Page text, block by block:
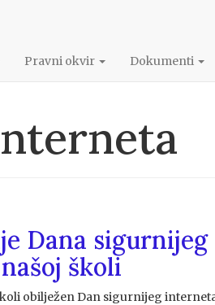
Pravni okvir Dokumenti
Dana sigurnijeg
školi
obilježen Dan sigurnijeg